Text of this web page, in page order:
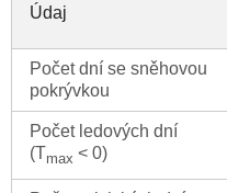
Údaj
Počet dní se sněhovou
pokrývkou
Počet ledových dní
(Tmax < 0)